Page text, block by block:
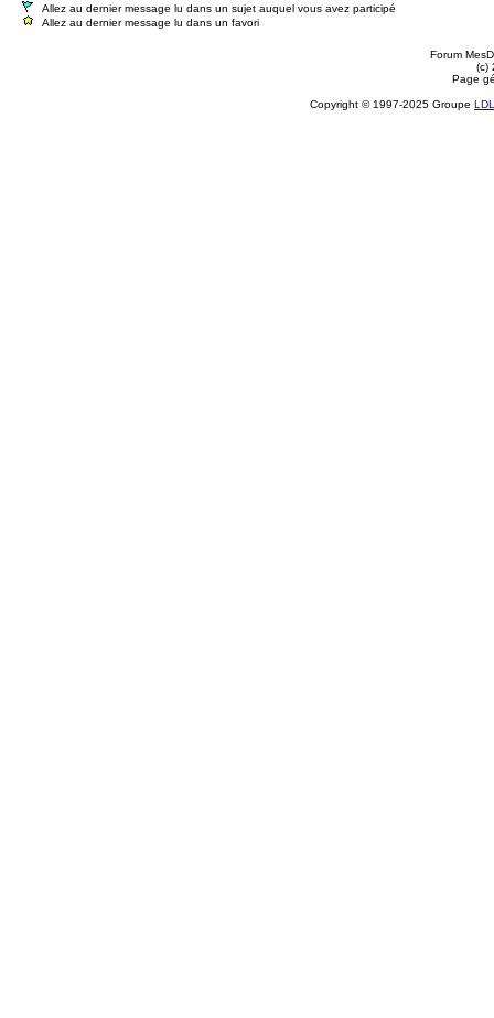
Allez au dernier message lu dans un sujet auquel vous avez participé
Allez au dernier message lu dans un favori
Forum
(c)
Page
Copyright © 1997-2025 Groupe